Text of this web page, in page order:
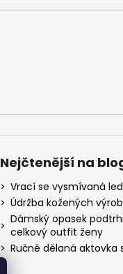
Nejčtenější na
Vrací se vysmívaná
Údržba kožených
Dámský opasek
celkový outfit ženy
Ručně dělaná aktovka